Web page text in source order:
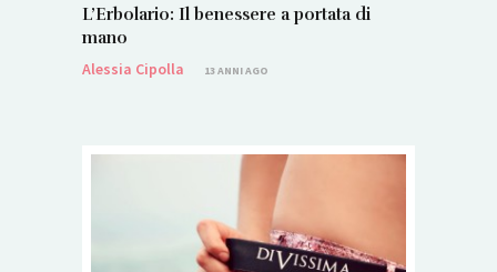
L’Erbolario: Il benessere a portata di
mano
Alessia Cipolla
13 ANNI AGO